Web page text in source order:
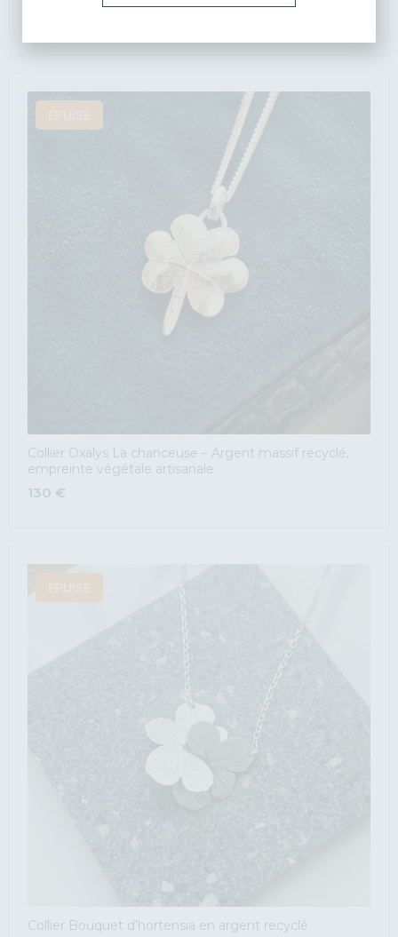
Collier Oxalys La chanceuse – Argent massif recyclé,
empreinte végétale artisanale
130 €
ÉPUISÉ
Collier Bouquet d’hortensia en argent recyclé
ÉPUISÉ